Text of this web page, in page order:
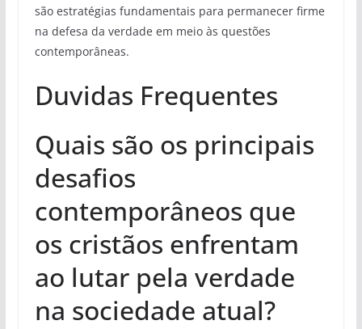
são estratégias fundamentais para permanecer firme
na defesa da verdade em meio às questões
contemporâneas.
Duvidas Frequentes
Quais são os principais
desafios
contemporâneos que
os cristãos enfrentam
ao lutar pela verdade
na sociedade atual?